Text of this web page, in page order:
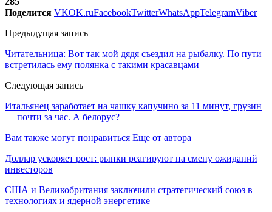
Поделится VKOK.ruFacebookTwitterWhatsAppTelegramViber
Предыдущая запись
Читательница: Вот так мой дядя съездил на рыбалку. По пути
встретилась ему полянка с такими красавцами
Следующая запись
Итальянец заработает на чашку капучино за 11 минут, грузин
— почти за час. А белорус?
Вам также могут понравиться Еще от автора
Доллар ускоряет рост: рынки реагируют на смену ожиданий
инвесторов
США и Великобритания заключили стратегический союз в
технологиях и ядерной энергетике